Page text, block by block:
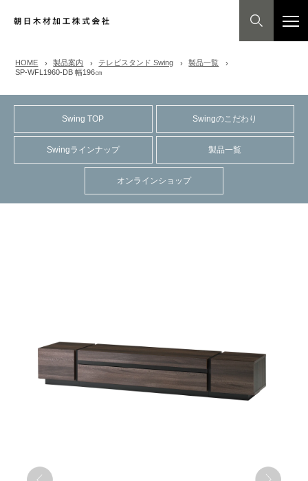
HOME 製品案内 テレビスタンド Swing
製品一覧
SP-WFL1960-DB 幅196㎝
Swing TOP Swingのこだわり
Swingラインナップ 製品一覧
オンラインショップ